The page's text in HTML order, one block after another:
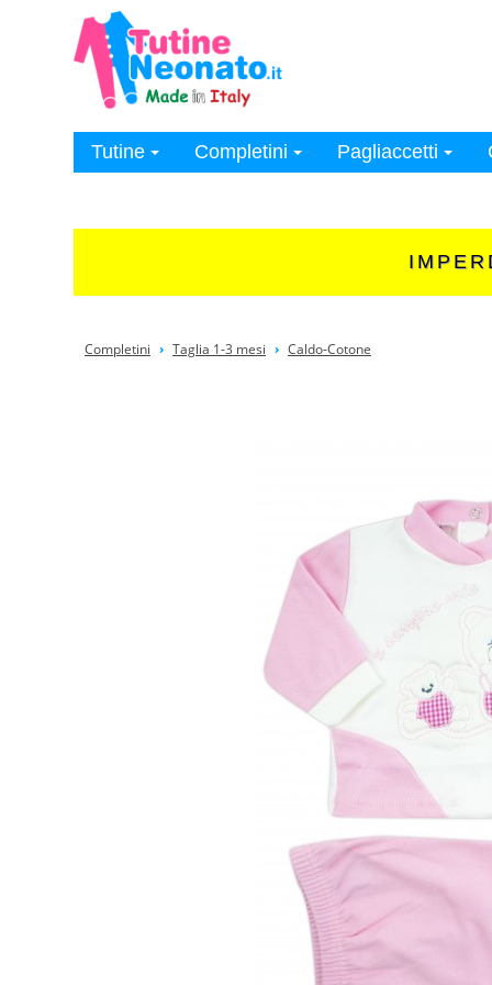
Tutine Completini Pagliaccetti
Completini › Taglia 1-3 mesi › Caldo-Cotone
Ricerca
Neonato Neonata Unisex
Completini
Bagnetto Coperte
0-1 M
3-6 M
9-12 M 12-18M
24-36M Taglia unica